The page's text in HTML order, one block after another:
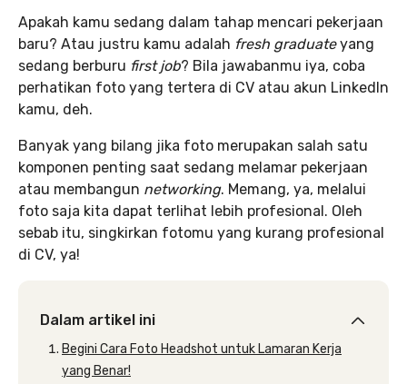
Apakah kamu sedang dalam tahap mencari pekerjaan
baru? Atau justru kamu adalah fresh graduateyang
sedang berburu first job? Bila jawabanmu iya, coba
perhatikan foto yang tertera di CV atau akun LinkedIn
kamu, deh.
Banyak yang bilang jika foto merupakan salah satu
komponen penting saat sedang melamar pekerjaan
atau membangun networking. Memang, ya, melalui
foto saja kita dapat terlihat lebih profesional. Oleh
sebab itu, singkirkan fotomu yang kurang profesional
di CV, ya!
Dalam artikel ini
Begini Cara Foto Headshot untuk Lamaran Kerja
yang Benar!